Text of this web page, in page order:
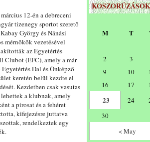
12-én a debreceni
tizenegy sportot szeretõ
György és Nánási
mérnökök vezetésével
az Egyetértés
Clubot (EFC), amely a már
Dal és Önképző
keretén belül kezdte el
Kezdetben csak vasutas
a klubnak, amely
a pirosat és a fehéret
kifejezésre juttatva
rendelkeztek egy
KOSZORÚZÁSOK
M T
2
3
9
10
16
17
23 24
30
< May